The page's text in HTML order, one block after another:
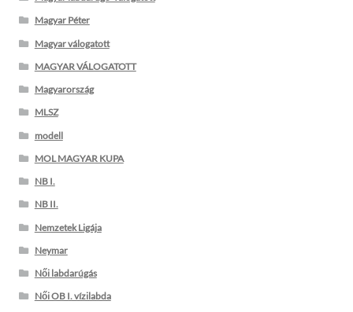
Magyar Péter
Magyar válogatott
MAGYAR VÁLOGATOTT
Magyarország
MLSZ
modell
MOL MAGYAR KUPA
NB I.
NB II.
Nemzetek Ligája
Neymar
Női labdarúgás
Női OB I. vízilabda